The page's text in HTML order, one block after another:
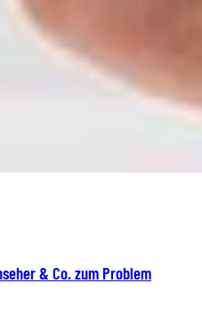
& Co. zum Problem